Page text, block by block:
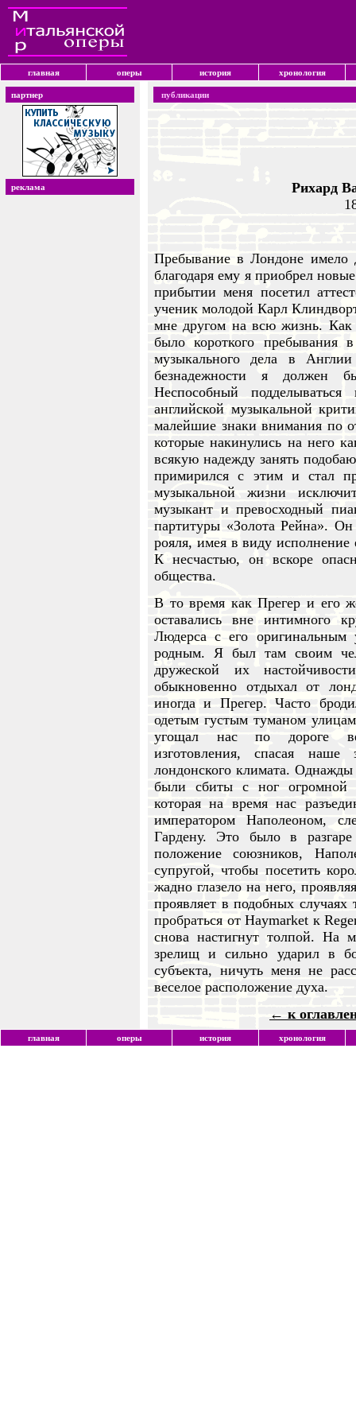
главная оперы история хронология
партнер
реклама
публикации
Рихард
Пребывание в Лондоне имело
благодаря ему я приобрел
прибытии меня посетил
ученик молодой Карл
мне другом на всю жизнь. Как
было короткого пребывания
музыкального дела в
безнадежности я должен
Неспособный
английской музыкальной
малейшие знаки внимания по
которые накинулись на него
всякую надежду занять
примирился с этим и стал
музыкальной жизни
музыкант и превосходный
партитуры «Золота Рейна».
рояля, имея в виду исполнение
К несчастью, он вскоре
общества.
В то время как Прегер и его
оставались вне интимного
Людерса с его оригинальным
родным. Я был там своим
дружеской их
обыкновенно отдыхал от
иногда и Прегер. Часто
одетым густым туманом
угощал нас по дороге
изготовления, спасая
лондонского климата.
были сбиты с ног огромной
которая на время нас
императором Наполеоном,
Гардену. Это было в
положение союзников,
супругой, чтобы посетить
жадно глазело на него,
проявляет в подобных случаях
пробраться от Haymarket к
снова настигнут толпой. На
зрелищ и сильно ударил в
субъекта, ничуть меня не
веселое расположение духа.
← к
главная оперы история хронология